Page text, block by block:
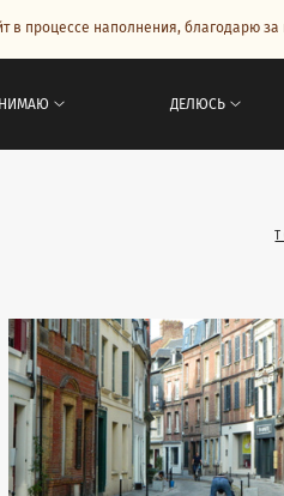
ДЕЛЮСЬ
процессе наполнения, благодарю за